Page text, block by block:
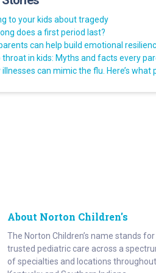
to your kids about tragedy
does a first period last?
can help build emotional
throat in kids: Myths and facts every
illnesses can mimic the flu. Here’s
About Norton Children's
The Norton Children’s name stands for
trusted pediatric care across a
of specialties and locations throughout